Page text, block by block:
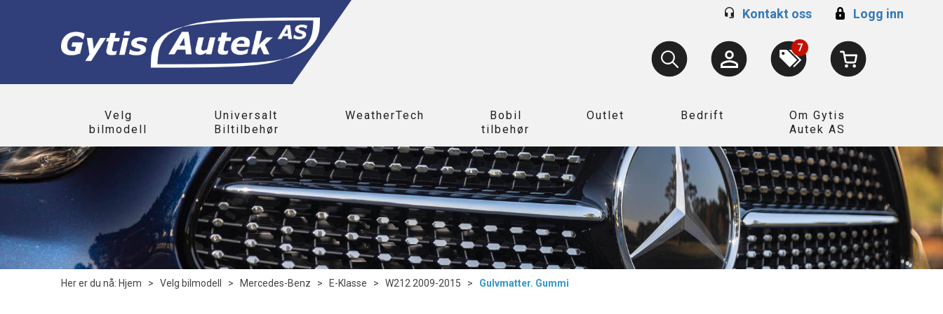
Kontakt oss Logg inn
7
Velg
bilmodell
Universalt
Biltilbehør
WeatherTech
Bobil
tilbehør
Outlet Bedrift
Om Gytis
Autek AS
Her er du nå: Hjem > Velg bilmodell > Mercedes-Benz > E-Klasse > W212 2009-2015 > Gulvmatter. Gummi